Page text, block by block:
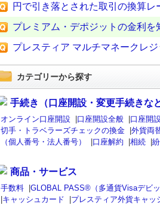
円で引き落とされた取引の換算レ
プレミアム・デポジットの金利を
プレスティア マルチマネークレジ
カテゴリーから探す
手続き（口座開設・変更手続きなど
オンライン口座開設 |口座開設全般 |口座開
切手・トラベラーズチェックの換金 |外貨両
（個人番号・法人番号）
|口座解約 |相続 |
商品・サービス
手数料 |GLOBAL PASS®（多通貨Visaデビ
|キャッシュカード |プレスティア外貨キャッ